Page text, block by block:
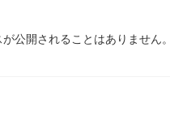
公開されることはありません。